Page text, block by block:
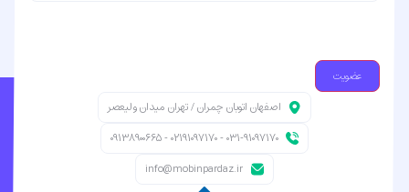
اصفهان اتوبان چمران / تهران میدان ولیعصر
031-91097170 - 02191097170 - 09138900665
info@mobinpardaz.ir